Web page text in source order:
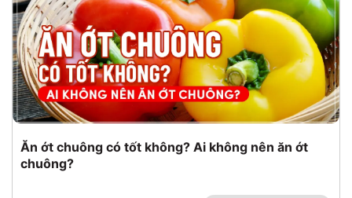
Ăn ớt chuông có tốt không? Ai không nên ăn ớt
chuông?